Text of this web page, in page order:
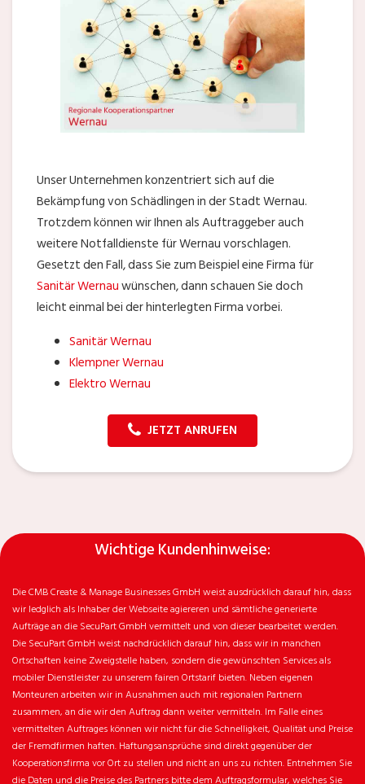
Unser Unternehmen konzentriert sich auf die
Bekämpfung von Schädlingen in der Stadt Wernau.
Trotzdem können wir Ihnen als Auftraggeber auch
weitere Notfalldienste für Wernau vorschlagen.
Gesetzt den Fall, dass Sie zum Beispiel eine Firma für
Sanitär Wernauwünschen, dann schauen Sie doch
leicht einmal bei der hinterlegten Firma vorbei.
Sanitär Wernau
Klempner Wernau
Elektro Wernau
JETZT ANRUFEN
Wichtige Kundenhinweise:
Die CMB Create & Manage Businesses GmbH weist ausdrücklich darauf hin, dass
wir ledglich als Inhaber der Webseite agiereren und sämtliche generierte
Aufträge an die SecuPart GmbH vermittelt und von dieser bearbeitet werden.
Die SecuPart GmbH weist nachdrücklich darauf hin, dass wir in manchen
Ortschaften keine Zweigstelle haben, sondern die gewünschten Services als
mobiler Dienstleister zu unserem fairen Ortstarif bieten. Neben eigenen
Monteuren arbeiten wir in Ausnahmen auch mit regionalen Partnern
zusammen, an die wir den Auftrag dann weiter vermitteln. Im Falle eines
vermittelten Auftrages können wir nicht für die Schnelligkeit, Qualität und Preise
der Fremdfirmen haften. Haftungsansprüche sind direkt gegenüber der
Kooperationsfirma vor Ort zu stellen und nicht an uns zu richten. Entnehmen Sie
die Daten und die Preise des Partners bitte dem Auftragsformular, welches Sie